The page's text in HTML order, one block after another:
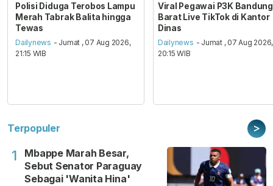
Polisi Diduga Terobos Lampu
Merah Tabrak Balita hingga
Tewas
Dailynews - Jumat , 07 Aug 2026,
21:15 WIB
Viral Pegawai P3K Bandung
Barat Live TikTok di Kantor
Dinas
Dailynews - Jumat , 07 Aug 2026,
20:15 WIB
Terpopuler >
1
Mbappe Marah Besar,
Sebut Senator Paraguay
Sebagai 'Wanita Hina'